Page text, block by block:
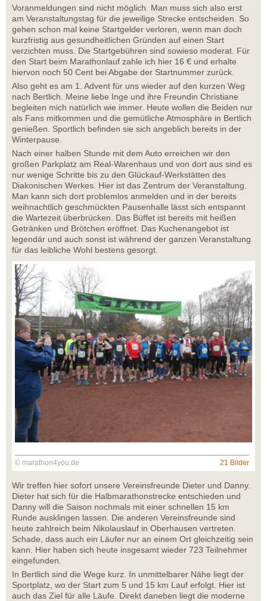
Voranmeldungen sind nicht möglich. Man muss sich also erst
am Veranstaltungstag für die jeweilige Strecke entscheiden. So
gehen schon mal keine Startgelder verloren, wenn man doch
kurzfristig aus gesundheitlichen Gründen auf einen Start
verzichten muss. Die Startgebühren sind sowieso moderat. Für
den Start beim Marathonlauf zahle ich hier 16 € und erhalte
hiervon noch 50 Cent bei Abgabe der Startnummer zurück.
Also geht es am 1. Advent für uns wieder auf den kurzen Weg
nach Bertlich. Meine liebe Inge und ihre Freundin Christiane
begleiten mich natürlich wie immer. Heute wollen die Beiden nur
als Fans mitkommen und die gemütliche Atmosphäre in Bertlich
genießen. Sportlich befinden sie sich angeblich bereits in der
Winterpause.
Nach einer halben Stunde mit dem Auto erreichen wir den
großen Parkplatz am Real-Warenhaus und von dort aus sind es
nur wenige Schritte bis zu den Glückauf-Werkstätten des
Diakonischen Werkes. Hier ist das Zentrum der Veranstaltung.
Man kann sich dort problemlos anmelden und in der bereits
weihnachtlich geschmückten Pausenhalle lässt sich entspannt
die Wartezeit überbrücken. Das Büffet ist bereits mit heißen
Getränken und Brötchen eröffnet. Das Kuchenangebot ist
legendär und auch sonst ist während der ganzen Veranstaltung
für das leibliche Wohl bestens gesorgt.
© marathon4you.de 21 Bilder
Wir treffen hier sofort unsere Vereinsfreunde Dieter und Danny.
Dieter hat sich für die Halbmarathonstrecke entschieden und
Danny will die Saison nochmals mit einer schnellen 15 km
Runde ausklingen lassen. Die anderen Vereinsfreunde sind
heute zahlreich beim Nikolauslauf in Oberhausen vertreten.
Schade, dass auch ein Läufer nur an einem Ort gleichzeitig sein
kann. Hier haben sich heute insgesamt wieder 723 Teilnehmer
eingefunden.
In Bertlich sind die Wege kurz. In unmittelbarer Nähe liegt der
Sportplatz, wo der Start zum 5 und 15 km Lauf erfolgt. Hier ist
auch das Ziel für alle Läufe. Direkt daneben liegt die moderne